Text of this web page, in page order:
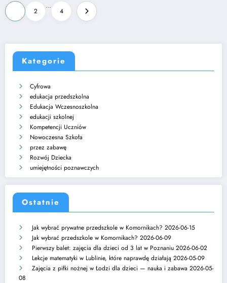
Stronicowanie
wpisów
2
…
4
Kategorie
Cyfrowa
edukacja przedszkolna
Edukacja Wczesnoszkolna
edukacji szkolnej
Kompetencji Uczniów
Nowoczesna Szkoła
przez zabawę
Rozwój Dziecka
umiejętności poznawczych
Ostatnie
Jak wybrać prywatne przedszkole w Komornikach? 2026-06-15
Jak wybrać przedszkole w Komornikach? 2026-06-09
Pierwszy balet: zajęcia dla dzieci od 3 lat w Poznaniu 2026-06-02
Lekcje matematyki w Lublinie, które naprawdę działają 2026-05-09
Zajęcia z piłki nożnej w Łodzi dla dzieci — nauka i zabawa 2026-05-
08